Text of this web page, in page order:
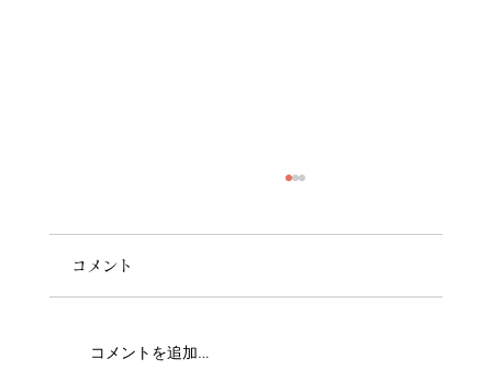
コメント
コメントを追加…